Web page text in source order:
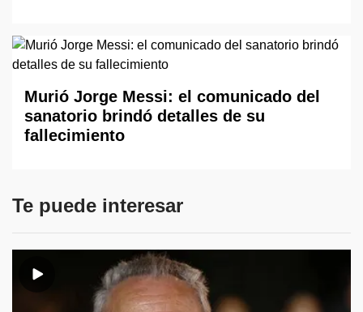
Murió Jorge Messi: el comunicado del
sanatorio brindó detalles de su
fallecimiento
Te puede interesar